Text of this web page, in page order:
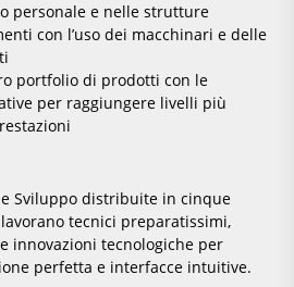
personale e nelle strutture
con l’uso dei macchinari e delle
portfolio di prodotti con le
per raggiungere livelli più
Sviluppo distribuite in cinque
tecnici preparatissimi,
innovazioni tecnologiche per
perfetta e interfacce intuitive.